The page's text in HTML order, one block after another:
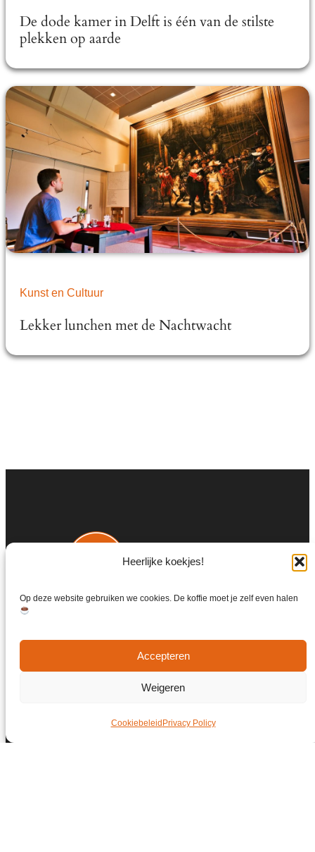
Heerlijke koekjes!
Op deze website gebruiken we cookies. De koffie moet je zelf even halen
Accepteren
Weigeren
Cookiebeleid Privacy Policy
De dode kamer in Delft is één van de stilste
plekken op aarde
Kunst en Cultuur
Lekker lunchen met de Nachtwacht